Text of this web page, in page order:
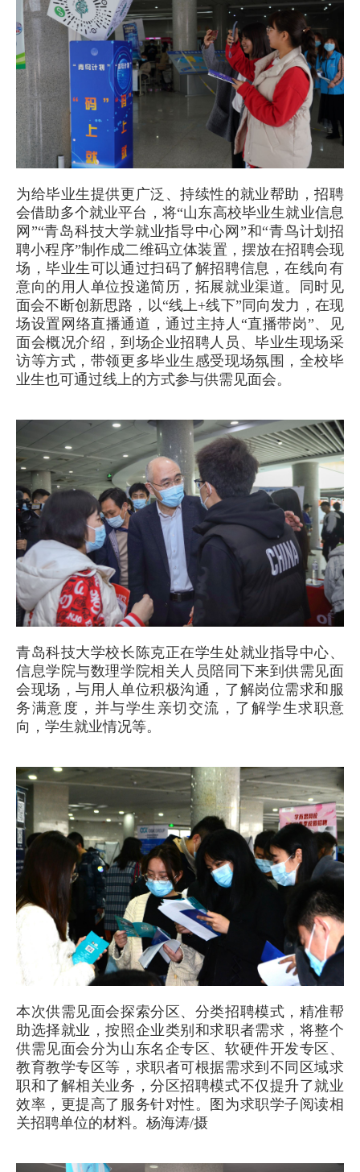
为给毕业生提供更广泛、持续性的就业帮助，招聘
会借助多个就业平台，将“山东高校毕业生就业信息
网”“青岛科技大学就业指导中心网”和“青鸟计划招
聘小程序”制作成二维码立体装置，摆放在招聘会现
场，毕业生可以通过扫码了解招聘信息，在线向有
意向的用人单位投递简历，拓展就业渠道。同时见
面会不断创新思路，以“线上+线下”同向发力，在现
场设置网络直播通道，通过主持人“直播带岗”、见
面会概况介绍，到场企业招聘人员、毕业生现场采
访等方式，带领更多毕业生感受现场氛围，全校毕
业生也可通过线上的方式参与供需见面会。
青岛科技大学校长陈克正在学生处就业指导中心、
信息学院与数理学院相关人员陪同下来到供需见面
会现场，与用人单位积极沟通，了解岗位需求和服
务满意度，并与学生亲切交流，了解学生求职意
向，学生就业情况等。
本次供需见面会探索分区、分类招聘模式，精准帮
助选择就业，按照企业类别和求职者需求，将整个
供需见面会分为山东名企专区、软硬件开发专区、
教育教学专区等，求职者可根据需求到不同区域求
职和了解相关业务，分区招聘模式不仅提升了就业
效率，更提高了服务针对性。图为求职学子阅读相
关招聘单位的材料。杨海涛/摄